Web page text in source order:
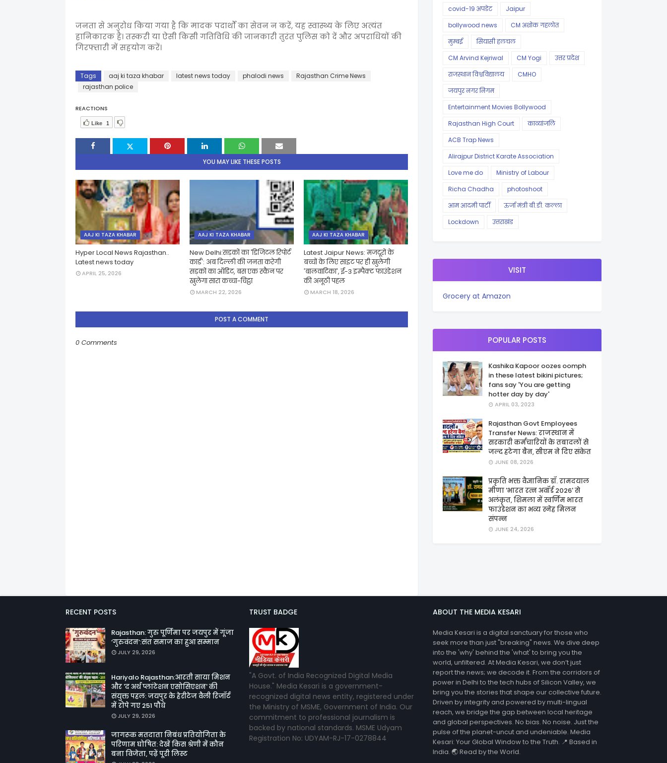
जनता से अनुरोध किया गया है कि मादक पदार्थों का सेवन न करें, यह स्वास्थ्य के लिए अत्यंत
हानिकारक है। तस्करी या ऐसी किसी गतिविधि की जानकारी तुरंत पुलिस को दें और अपराधियों की
गिरफ्तारी में सहयोग करें।
Tags aaj ki taza khabar latest news today phalodi news
Rajasthan Crime News
rajasthan police
REACTIONS
Like 1
YOU MAY LIKE THESE POSTS
AAJ KI TAZA KHABAR
Hyper Local News Rajasthan..
Latest news today
APRIL 25, 2026
AAJ KI TAZA KHABAR
New Delhi:सड़कों का 'डिजिटल रिपोर्ट
कार्ड': अब दिल्ली की जनता करेगी
सड़कों का ऑडिट, बस एक स्कैन पर
खुलेगा सारा कच्चा-चिट्ठा
MARCH 22, 2026
AAJ KI TAZA KHABAR
Latest Jaipur News: मजदूरों के
बच्चों के लिए साइट पर ही खुलेगी
'बालवाटिका', ई-3 इम्पैक्ट फाउंडेशन
की अनूठी पहल
MARCH 18, 2026
POST A COMMENT
0 Comments
covid-19 अपडेट
Jaipur
bollywood news
CM अशोक गहलोत
मुम्बई
सियासी हलचल
CM Arvind Kejriwal
CM Yogi
उत्तर प्रदेश
राजस्थान विश्वविद्यालय
CMHO
जयपुर नगर निगम
Entertainment Movies Bollywood
Rajasthan High Court
काव्यांजलि
ACB Trap News
Alirajpur District Karate Association
Love me do
Ministry of Labour
Richa Chadha
photoshoot
आम आदमी पार्टी
ऊर्जा मंत्री बी.डी. कल्ला
Lockdown
उत्तराखंड
VISIT
Grocery at Amazon
POPULAR POSTS
Kashika Kapoor oozes oomph
in these latest bikini pictures;
fans say 'You are getting
hotter day by day'
APRIL 03, 2023
Rajasthan Govt Employees
Transfer News: राजस्थान में
सरकारी कर्मचारियों के तबादलों से
जल्द हटेगा बैन, सीएम ने दिए संकेत
JUNE 08, 2026
प्रकृति भक्त वैज्ञानिक डॉ. रामदयाल
मीणा 'भारत रत्न अवॉर्ड 2026' से
अलंकृत, शिमला में स्वर्णिम भारत
फाउंडेशन का भव्य स्नेह मिलन
संपन्न
JUNE 24, 2026
RECENT POSTS
Rajasthan: गुरु पूर्णिमा पर जयपुर में गूंजा
‘गुरुवंदन’:संत समाज का हुआ सम्मान
JULY 29, 2026
Hariyalo Rajasthan:आरती साया मिशन
और 'द अर्थ प्लांटेशन एसोसिएशन' की
संयुक्त पहल: जयपुर के हेरीटेज वैली रिजॉर्ट
में रोपे गए 251 पौधे
JULY 29, 2026
जागरूक मतदाता निबंध प्रतियोगिता के
परिणाम घोषित: देखें किस श्रेणी में कौन
बना विजेता, पढ़ें पूरी लिस्ट
TRUST BADGE
"A Govt. of India Recognized Digital Media
House." Media Kesari is a government-
recognized digital news entity, registered under
the Ministry of MSME, Government of India. Our
commitment to professional journalism is
backed by national standards. MSME Udyam
Registration No: UDYAM-RJ-17-0278844
ABOUT THE MEDIA KESARI
Media Kesari is a digital sanctuary for those who
seek more than just "breaking" news. We dive deep
into the 'why' behind the 'what' to bring you the
world, unfiltered. At Media Kesari, we don’t just
report the news; we decode it. From the corridors of
power in Delhi to the tech hubs of Silicon Valley, we
bring you the stories that shape our collective future.
Driven by integrity and powered by multi-lingual
reach, we bridge the gap between local heritage
and global perspectives. No bias. No noise. Just the
pulse of the planet-uncut and undeniable. Media
Kesari: Your Global Window to the Truth. 📍 Based in
India. 🌏 Read by the World.